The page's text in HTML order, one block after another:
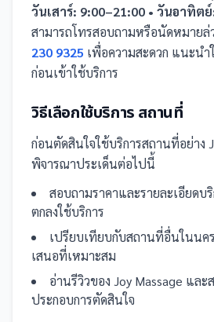
วันเสาร์: 9:00–21:00 • วันอาทิต
สามารถโทรสอบถามหรือนัดหมายล่
230 9325 เพื่อความสะดวก แนะน
ก่อนเข้าใช้บริการ
วิธีเลือกใช้บริการ สถานที่
ก่อนตัดสินใจใช้บริการสถานที่อย่าง
พิจารณาประเด็นต่อไปนี้
สอบถามราคาและรายละเอียดบ
ตกลงใช้บริการ
เปรียบเทียบกับสถานที่อื่นในนค
เสนอที่เหมาะสม
อ่านรีวิวของ Joy Massage และ
ประกอบการตัดสินใจ